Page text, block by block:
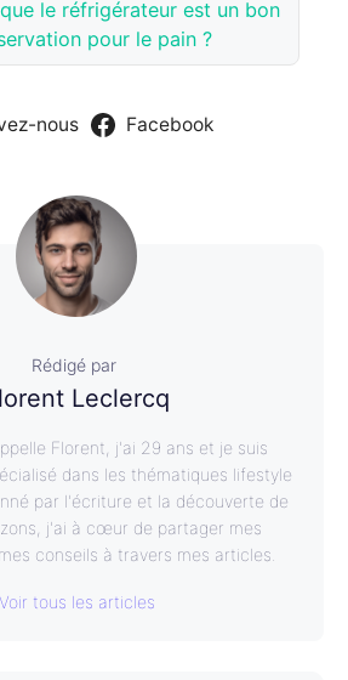
le réfrigérateur est un bon
pour le pain ?
nous Facebook
Rédigé par
Leclercq
Florent, j'ai 29 ans et je suis
dans les thématiques lifestyle
par l'écriture et la découverte de
j'ai à cœur de partager mes
conseils à travers mes articles.
Voir tous les articles